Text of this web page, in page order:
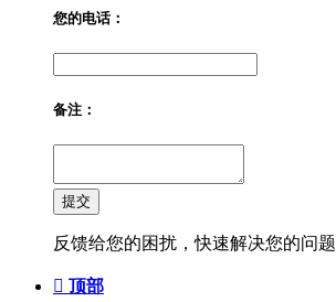
您的电话：
备注：
提交
反馈给您的困扰，快速解决您的问题
 顶部